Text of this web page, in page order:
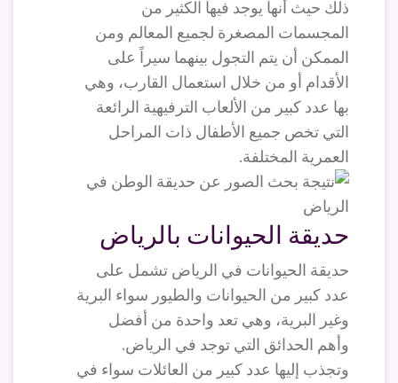
ذلك حيث أنها يوجد فيها الكثير من
المجسمات المصغرة لجميع المعالم ومن
الممكن أن يتم التجول بينهما سيراً على
الأقدام أو من خلال استعمال القارب، وهي
بها عدد كبير من الألعاب الترفيهية الرائعة
التي تخص جميع الأطفال ذات المراحل
العمرية المختلفة.
حديقة الحيوانات بالرياض
حديقة الحيوانات في الرياض تشمل على
عدد كبير من الحيوانات والطيور سواء البرية
وغير البرية، وهي تعد واحدة من أفضل
وأهم الحدائق التي توجد في الرياض.
وتجذب إليها عدد كبير من العائلات سواء في